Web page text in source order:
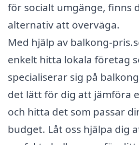
för socialt umgänge, finns
alternativ att överväga.
Med hjälp av balkong-
enkelt hitta lokala företag
specialiserar sig på
det lätt för dig att jämföra
och hitta det som passar
budget. Låt oss hjälpa dig